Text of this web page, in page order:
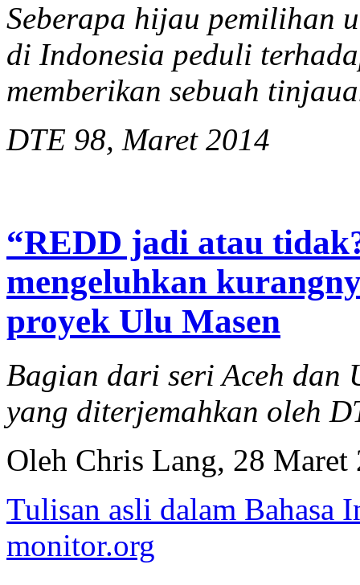
Seberapa hijau pemilihan
di Indonesia peduli
memberikan sebuah
DTE 98, Maret 2014
“REDD jadi atau
mengeluhkan
proyek Ulu Masen
Bagian dari seri Aceh dan
yang diterjemahkan oleh
Oleh Chris Lang, 28 Maret
Tulisan asli dalam Bahasa
monitor.org